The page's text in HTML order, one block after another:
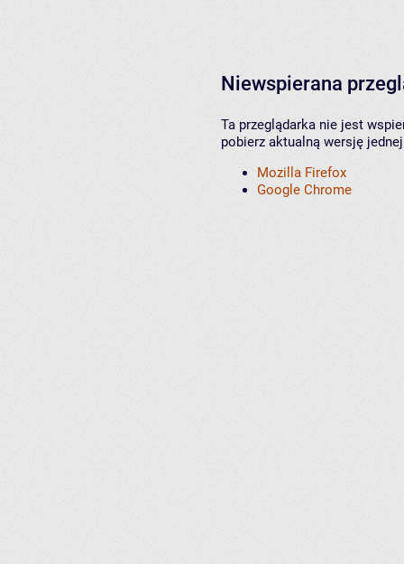
Niewspierana
Ta przeglądarka nie jest
pobierz aktualną wersję
Mozilla Firefox
Google Chrome